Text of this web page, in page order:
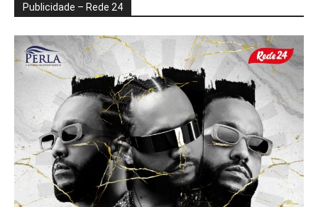
Publicidade – Rede 24